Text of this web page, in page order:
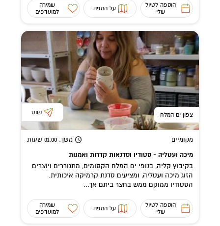
הוספה לטיול
שלי
על המפה
שמירה
למועדפים
צפון ים המלח ניווט
מקומיים משך: 01:00 שעות
מיכה ועטליה - סטודיו וסדנאות קדרות ואמנות
בקיבוץ קליה, בנופי ים המלח הקסומים, מתגוררים ויוצרים
הזוג מיכה ועטליה, ומציעים סדנת קרמיקה איכותית.
הסטודיו ממוקם ממש בחצר ביתם אך...
הוספה לטיול
שלי
על המפה
שמירה
למועדפים